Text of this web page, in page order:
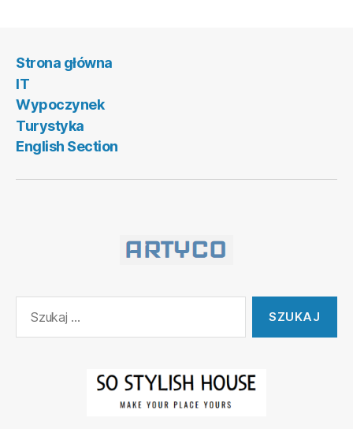
Strona główna
IT
Wypoczynek
Turystyka
English Section